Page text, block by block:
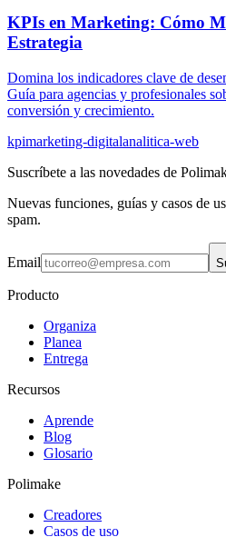
KPIs en Marketing: Cómo
Estrategia
Domina los indicadores clave de
Guía para agencias y profesionales
conversión y crecimiento.
kpimarketing-digitalanalitica-web
Suscríbete a las novedades de
Nuevas funciones, guías y casos de
spam.
Email
Producto
Organiza
Planea
Entrega
Recursos
Aprende
Blog
Glosario
Polimake
Creadores
Casos de uso